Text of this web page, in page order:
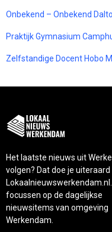
Onbekend – Onbekend
Praktijk Gymnasium
Zelfstandige Docent Hobo
Het laatste nieuws uit
volgen? Dat doe je uiteraard
Lokaalnieuwswerkendam.nl.
focussen op de dagelijkse
nieuwsitems van omgeving
Werkendam.